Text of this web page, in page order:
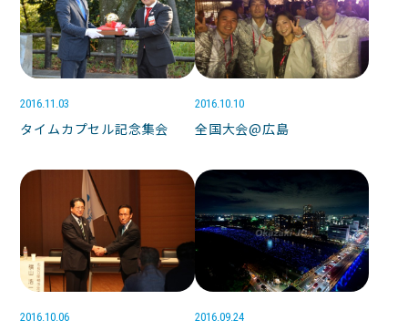
2016.11.03
タイムカプセル記念集会
2016.10.10
全国大会@広島
2016.10.06 2016.09.24